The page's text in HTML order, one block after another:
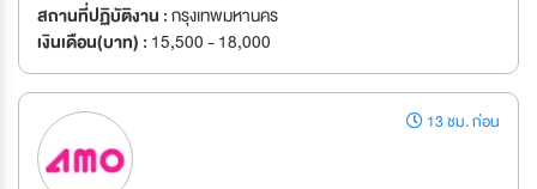
สถานที่ปฏิบัติงาน :กรุงเทพมหานคร
เงินเดือน(บาท) : 15,500 - 18,000
13 ชม. ก่อน